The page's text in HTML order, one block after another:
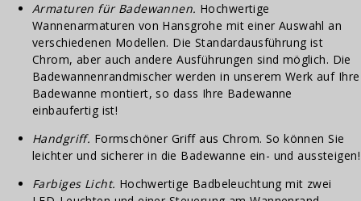
Armaturen für Badewannen. Hochwertige
Wannenarmaturen von Hansgrohe mit einer Auswahl an
verschiedenen Modellen. Die Standardausführung ist
Chrom, aber auch andere Ausführungen sind möglich. Die
Badewannenrandmischer werden in unserem Werk auf Ihre
Badewanne montiert, so dass Ihre Badewanne
einbaufertig ist!
Handgriff. Formschöner Griff aus Chrom. So können Sie
leichter und sicherer in die Badewanne ein- und aussteigen!
Farbiges Licht. Hochwertige Badbeleuchtung mit zwei